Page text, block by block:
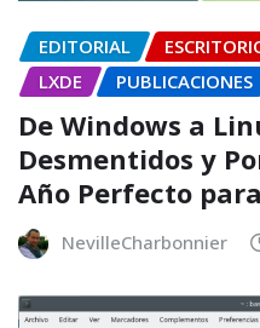
EDITORIAL
LXDE
PUBLICACIONES
De Windows a
Desmentidos y
Año Perfecto
NevilleCharbonnier